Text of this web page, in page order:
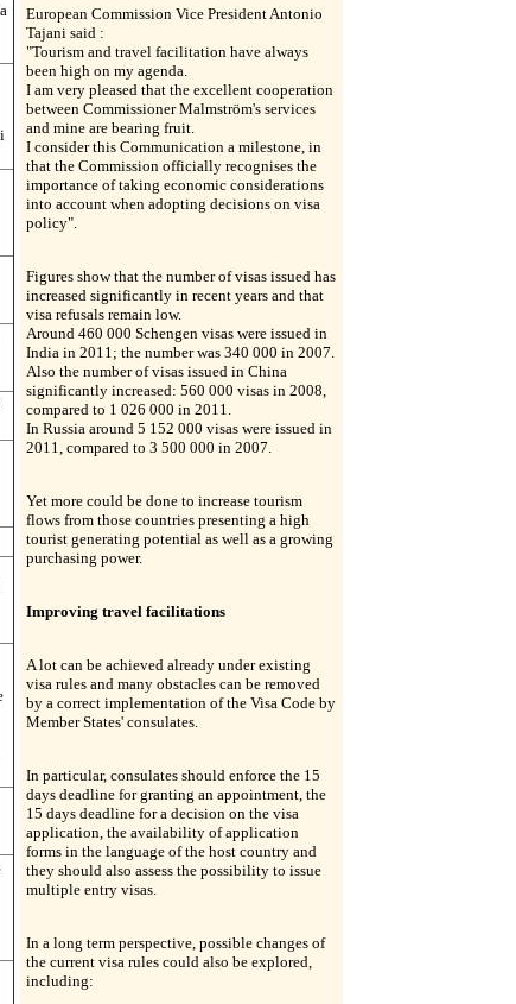
European Commission Vice President Antonio
Tajani said :
"Tourism and travel facilitation have always
been high on my agenda.
I am very pleased that the excellent cooperation
between Commissioner Malmström's services
and mine are bearing fruit.
I consider this Communication a milestone, in
that the Commission officially recognises the
importance of taking economic considerations
into account when adopting decisions on visa
policy".
Figures show that the number of visas issued has
increased significantly in recent years and that
visa refusals remain low.
Around 460 000 Schengen visas were issued in
India in 2011; the number was 340 000 in 2007.
Also the number of visas issued in China
significantly increased: 560 000 visas in 2008,
compared to 1 026 000 in 2011.
In Russia around 5 152 000 visas were issued in
2011, compared to 3 500 000 in 2007.
Yet more could be done to increase tourism
flows from those countries presenting a high
tourist generating potential as well as a growing
purchasing power.
Improving travel facilitations
A lot can be achieved already under existing
visa rules and many obstacles can be removed
by a correct implementation of the Visa Code by
Member States' consulates.
In particular, consulates should enforce the 15
days deadline for granting an appointment, the
15 days deadline for a decision on the visa
application, the availability of application
forms in the language of the host country and
they should also assess the possibility to issue
multiple entry visas.
In a long term perspective, possible changes of
the current visa rules could also be explored,
including: